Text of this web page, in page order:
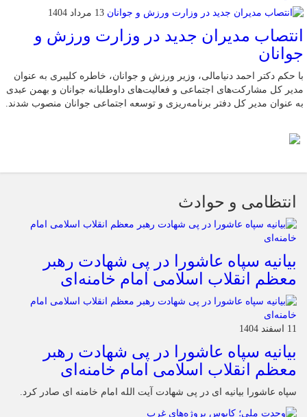
13 مرداد 1404
انتصاب مدیران جدید در وزارت ورزش و
جوانان
با حکم دکتر احمد دنیامالی، وزیر ورزش و جوانان، خاطره کلیبری به عنوان
مدیر کل مشارکت‌های اجتماعی و فعالیت‌های داوطلبانه جوانان و بهمن عبدی
به عنوان مدیر کل دفتر برنامه‌ریزی و توسعه اجتماعی جوانان منصوب شدند.
انتظامی و حوادث
بیانیه سپاه عاشورا در پی شهادت رهبر
معظم انقلاب اسلامی امام خامنه‌ای
11 اسفند 1404
بیانیه سپاه عاشورا در پی شهادت رهبر
معظم انقلاب اسلامی امام خامنه‌ای
سپاه عاشورا بیانیه ای در پی شهادت آیت الله امام خامنه ای صادر کرد.